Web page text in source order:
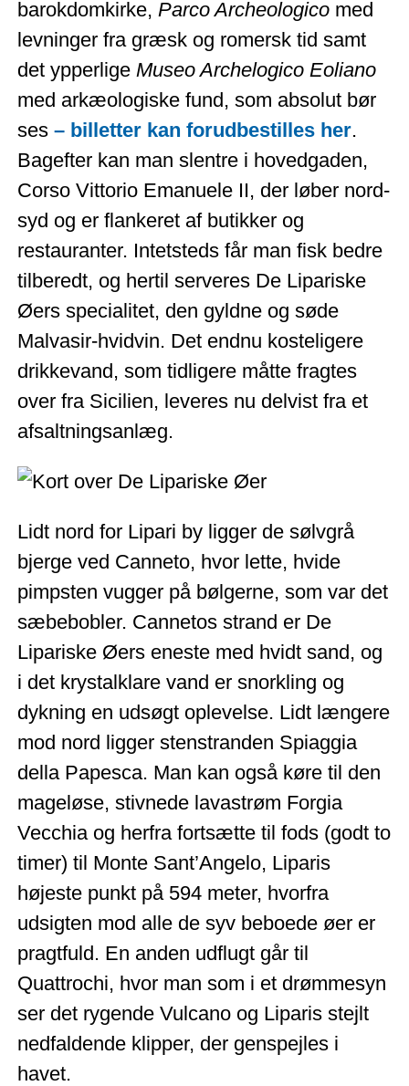
barokdomkirke, Parco Archeologicomed
levninger fra græsk og romersk tid samt
det ypperlige Museo Archelogico Eoliano
med arkæologiske fund, som absolut bør
ses – billetter kan forudbestilles her.
Bagefter kan man slentre i hovedgaden,
Corso Vittorio Emanuele II, der løber nord-
syd og er flankeret af butikker og
restauranter. Intetsteds får man fisk bedre
tilberedt, og hertil serveres De Lipariske
Øers specialitet, den gyldne og søde
Malvasir-hvidvin. Det endnu kosteligere
drikkevand, som tidligere måtte fragtes
over fra Sicilien, leveres nu delvist fra et
afsaltningsanlæg.
Lidt nord for Lipari by ligger de sølvgrå
bjerge ved Canneto, hvor lette, hvide
pimpsten vugger på bølgerne, som var det
sæbebobler. Cannetos strand er De
Lipariske Øers eneste med hvidt sand, og
i det krystalklare vand er snorkling og
dykning en udsøgt oplevelse. Lidt længere
mod nord ligger stenstranden Spiaggia
della Papesca. Man kan også køre til den
mageløse, stivnede lavastrøm Forgia
Vecchia og herfra fortsætte til fods (godt to
timer) til Monte Sant’Angelo, Liparis
højeste punkt på 594 meter, hvorfra
udsigten mod alle de syv beboede øer er
pragtfuld. En anden udflugt går til
Quattrochi, hvor man som i et drømmesyn
ser det rygende Vulcano og Liparis stejlt
nedfaldende klipper, der genspejles i
havet.